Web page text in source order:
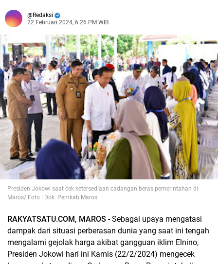
Redaksi
22 Februari 2024, 6:26 PM WIB
Presiden Jokowi saat cek ketersediaan cadangan beras pemerintahan di
Maros/ Foto : Dok. Pemkab Maros
RAKYATSATU.COM, MAROS - Sebagai upaya mengatasi
dampak dari situasi perberasan dunia yang saat ini tengah
mengalami gejolak harga akibat gangguan iklim Elnino,
Presiden Jokowi hari ini Kamis (22/2/2024) mengecek